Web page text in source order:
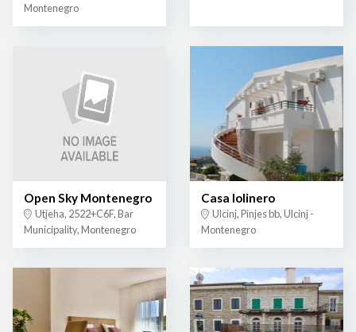
Montenegro
Open Sky Montenegro
Utjeha, 2522+C6F, Bar
Municipality, Montenegro
Casa lolinero
Ulcinj, Pinjes bb, Ulcinj -
Montenegro